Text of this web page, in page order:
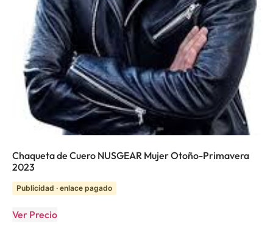
Chaqueta de Cuero NUSGEAR Mujer Otoño-Primavera
2023
Publicidad · enlace pagado
Ver Precio